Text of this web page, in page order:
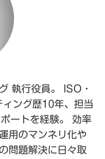
執行役員。 ISO・
ング歴10年、担当
ートを経験。 効率
用のマンネリ化や
問題解決に日々取